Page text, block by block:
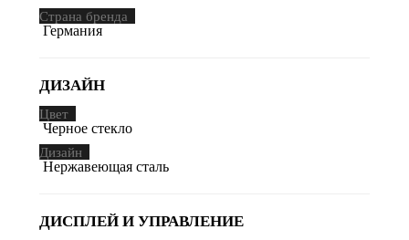
Страна бренда
Германия
ДИЗАЙН
Цвет
Черное стекло
Дизайн
Нержавеющая сталь
ДИСПЛЕЙ И УПРАВЛЕНИЕ